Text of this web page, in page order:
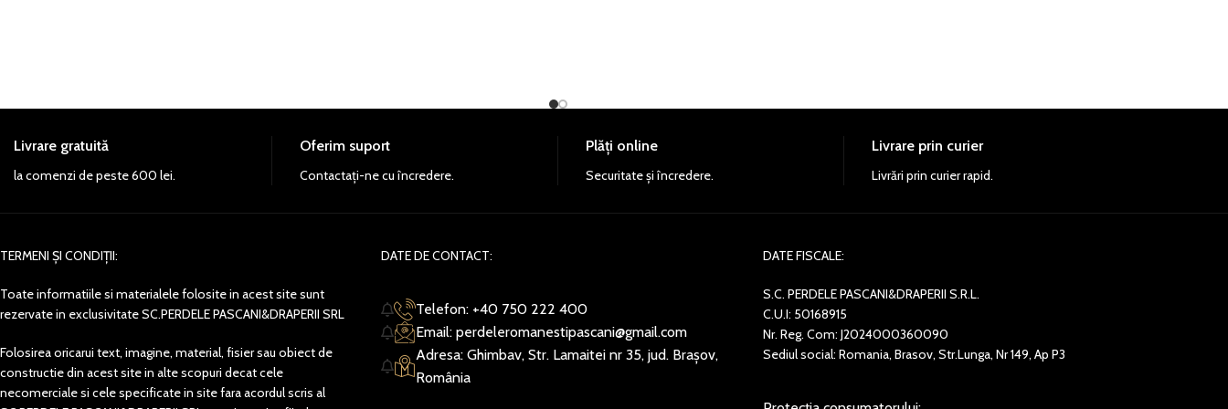
Livrare gratuită
la comenzi de peste 600 lei.
Oferim suport
Contactați-ne cu încredere.
Plăți online
Securitate și încredere.
Livrare prin curier
Livrări prin curier rapid.
TERMENI ȘI CONDIȚII:
Toate informatiile si materialele folosite in acest site sunt
rezervate in exclusivitate SC.PERDELE PASCANI&DRAPERII SRL
Folosirea oricarui text, imagine, material, fisier sau obiect de
constructie din acest site in alte scopuri decat cele
necomerciale si cele specificate in site fara acordul scris al
DATE DE CONTACT:
Telefon: +40 750 222 400
Email: perdeleromanestipascani@gmail.com
Adresa: Ghimbav, Str. Lamaitei nr 35, jud. Brașov,
România
DATE FISCALE:
S.C. PERDELE PASCANI&DRAPERII S.R.L.
C.U.I: 50168915
Nr. Reg. Com: J2024000360090
Sediul social: Romania, Brasov, Str.Lunga, Nr 149, Ap P3